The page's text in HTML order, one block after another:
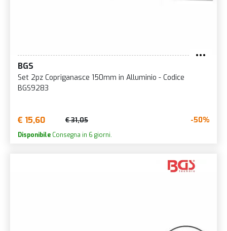
BGS
Set 2pz Copriganasce 150mm in Alluminio - Codice
BGS9283
€ 15,60 € 31,05 -50%
Disponibile Consegna in 6 giorni.